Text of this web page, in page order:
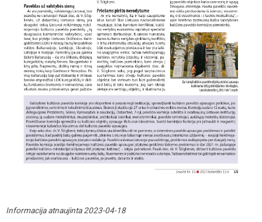
Informacija atnaujinta 2023-04-18